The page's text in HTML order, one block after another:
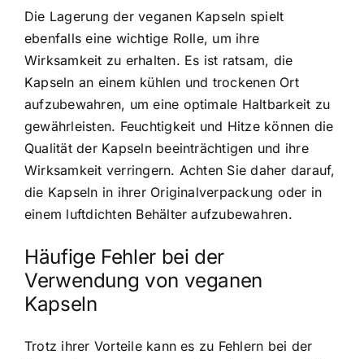
Die Lagerung der veganen Kapseln spielt
ebenfalls eine wichtige Rolle, um ihre
Wirksamkeit zu erhalten. Es ist ratsam, die
Kapseln an einem kühlen und trockenen Ort
aufzubewahren, um eine optimale Haltbarkeit zu
gewährleisten. Feuchtigkeit und Hitze können die
Qualität der Kapseln beeinträchtigen und ihre
Wirksamkeit verringern. Achten Sie daher darauf,
die Kapseln in ihrer Originalverpackung oder in
einem luftdichten Behälter aufzubewahren.
Häufige Fehler bei der
Verwendung von veganen
Kapseln
Trotz ihrer Vorteile kann es zu Fehlern bei der